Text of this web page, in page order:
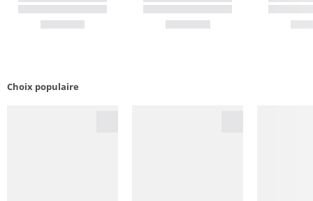
Choix populaire